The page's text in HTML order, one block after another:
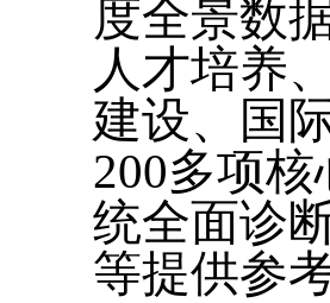
度全景数
人才培养
建设、国
200多项
统全面诊
等提供参考